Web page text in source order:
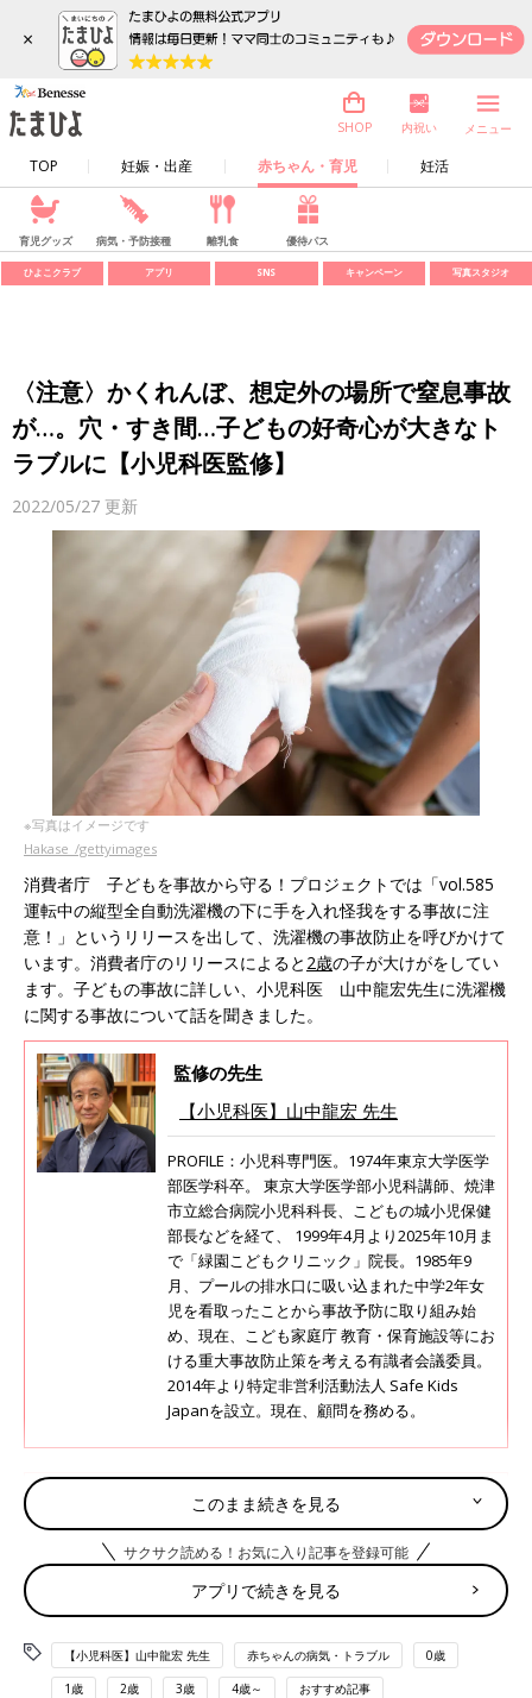
×
TOP 妊娠・出産 赤ちゃん・育児 妊活
SHOP 内祝い メニュー
育児グッズ 病気・予防接種 離乳食 優待パス
ひよこクラブ アプリ SNS キャンペーン 写真スタジオ
〈注意〉かくれんぼ、想定外の場所で窒息事故
が…。穴・すき間…子どもの好奇心が大きなト
ラブルに【小児科医監修】
2022/05/27 更新
※写真はイメージです
Hakase_/gettyimages
消費者庁 子どもを事故から守る！プロジェクトでは「vol.585
運転中の縦型全自動洗濯機の下に手を入れ怪我をする事故に注
意！」というリリースを出して、洗濯機の事故防止を呼びかけて
います。消費者庁のリリースによると 2歳の子が大けがをしてい
ます。子どもの事故に詳しい、小児科医 山中龍宏先生に洗濯機
に関する事故について話を聞きました。
監修の先生
【小児科医】山中龍宏 先生
PROFILE：小児科専門医。1974年東京大学医学
部医学科卒。 東京大学医学部小児科講師、焼津
市立総合病院小児科科長、こどもの城小児保健
部長などを経て、 1999年4月より2025年10月ま
で「緑園こどもクリニック」院長。1985年9
月、プールの排水口に吸い込まれた中学2年女
児を看取ったことから事故予防に取り組み始
め、現在、こども家庭庁 教育・保育施設等にお
ける重大事故防止策を考える有識者会議委員。
2014年より特定非営利活動法人 Safe Kids
Japanを設立。現在、顧問を務める。
〈消費者庁が注意喚起〉寝返りしない低
月齢の赤ちゃんも危険！ちょっとした油
断が思わぬ落下事故に【小児科医】
消費者庁 子どもを事故から守る！プロジェク
トでは「バウンサーからの転落事故――使用時
はベルトの装着を！」と注意喚起をしています
使い方を誤ると低月齢の赤ちゃんでもバウンサ
ーから落ちて頭を打ったりすることがありま
す。子どもの事故に詳しい、小児科医 山中龍
宏先生にバウンサーの事故を防ぐ対策などにつ
運転中の縦型全自動洗濯機の下に手を入れて薬指の
一部を切断
このまま続きを見る
サクサク読める！お気に入り記事を登録可能
アプリで続きを見る
【小児科医】山中龍宏 先生 赤ちゃんの病気・トラブル 0歳
1歳 2歳 3歳 4歳～ おすすめ記事